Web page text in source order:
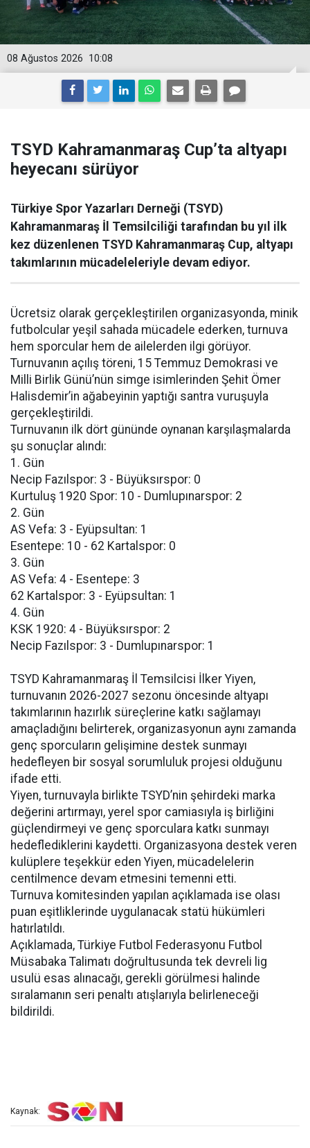
10:08
08 Ağustos 2026
TSYD Kahramanmaraş Cup’ta altyapı
heyecanı sürüyor
Türkiye Spor Yazarları Derneği (TSYD)
Kahramanmaraş İl Temsilciliği tarafından bu yıl ilk
kez düzenlenen TSYD Kahramanmaraş Cup, altyapı
takımlarının mücadeleleriyle devam ediyor.
Ücretsiz olarak gerçekleştirilen organizasyonda, minik
futbolcular yeşil sahada mücadele ederken, turnuva
hem sporcular hem de ailelerden ilgi görüyor.
Turnuvanın açılış töreni, 15 Temmuz Demokrasi ve
Milli Birlik Günü’nün simge isimlerinden Şehit Ömer
Halisdemir’in ağabeyinin yaptığı santra vuruşuyla
gerçekleştirildi.
Turnuvanın ilk dört gününde oynanan karşılaşmalarda
şu sonuçlar alındı:
1. Gün
Necip Fazılspor: 3 - Büyüksırspor: 0
Kurtuluş 1920 Spor: 10 - Dumlupınarspor: 2
2. Gün
AS Vefa: 3 - Eyüpsultan: 1
Esentepe: 10 - 62 Kartalspor: 0
3. Gün
AS Vefa: 4 - Esentepe: 3
62 Kartalspor: 3 - Eyüpsultan: 1
4. Gün
KSK 1920: 4 - Büyüksırspor: 2
Necip Fazılspor: 3 - Dumlupınarspor: 1
TSYD Kahramanmaraş İl Temsilcisi İlker Yiyen,
turnuvanın 2026-2027 sezonu öncesinde altyapı
takımlarının hazırlık süreçlerine katkı sağlamayı
amaçladığını belirterek, organizasyonun aynı zamanda
genç sporcuların gelişimine destek sunmayı
hedefleyen bir sosyal sorumluluk projesi olduğunu
ifade etti.
Yiyen, turnuvayla birlikte TSYD’nin şehirdeki marka
değerini artırmayı, yerel spor camiasıyla iş birliğini
güçlendirmeyi ve genç sporculara katkı sunmayı
hedeflediklerini kaydetti. Organizasyona destek veren
kulüplere teşekkür eden Yiyen, mücadelelerin
centilmence devam etmesini temenni etti.
Turnuva komitesinden yapılan açıklamada ise olası
puan eşitliklerinde uygulanacak statü hükümleri
hatırlatıldı.
Açıklamada, Türkiye Futbol Federasyonu Futbol
Müsabaka Talimatı doğrultusunda tek devreli lig
usulü esas alınacağı, gerekli görülmesi halinde
sıralamanın seri penaltı atışlarıyla belirleneceği
bildirildi.
Kaynak: